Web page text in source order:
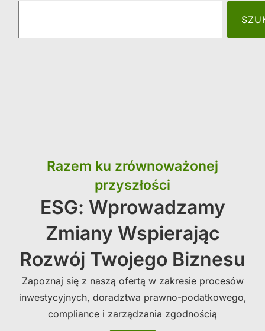
Razem ku zrównoważonej
przyszłości
ESG: Wprowadzamy
Zmiany Wspierając
Rozwój Twojego Biznesu
Zapoznaj się z naszą ofertą w zakresie procesów
inwestycyjnych, doradztwa prawno-podatkowego,
compliance i zarządzania zgodnością